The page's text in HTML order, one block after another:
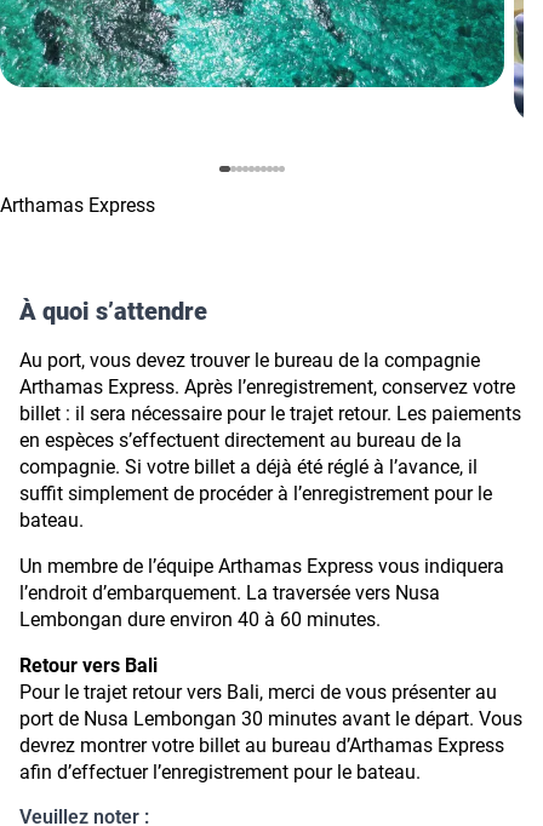
Arthamas Express
À quoi s’attendre
Au port, vous devez trouver le bureau de la compagnie
Arthamas Express. Après l’enregistrement, conservez votre
billet : il sera nécessaire pour le trajet retour. Les paiements
en espèces s’effectuent directement au bureau de la
compagnie. Si votre billet a déjà été réglé à l’avance, il
suffit simplement de procéder à l’enregistrement pour le
bateau.
Un membre de l’équipe Arthamas Express vous indiquera
l’endroit d’embarquement. La traversée vers Nusa
Lembongan dure environ 40 à 60 minutes.
Retour vers Bali
Pour le trajet retour vers Bali, merci de vous présenter au
port de Nusa Lembongan 30 minutes avant le départ. Vous
devrez montrer votre billet au bureau d’Arthamas Express
afin d’effectuer l’enregistrement pour le bateau.
Veuillez noter :